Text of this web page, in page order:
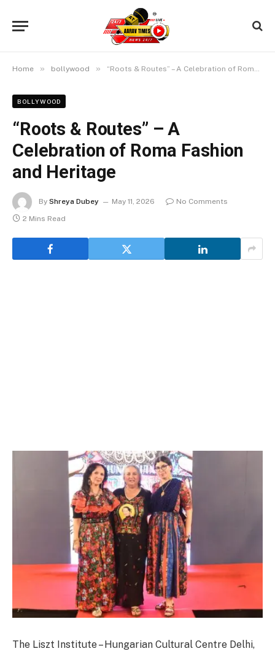
Home » bollywood » “Roots & Routes” – A Celebration of Roma Fashion and Heritage
BOLLYWOOD
“Roots & Routes” – A
Celebration of Roma Fashion
and Heritage
By Shreya Dubey May 11, 2026
No Comments
2 Mins Read
The Liszt Institute – Hungarian Cultural Centre Delhi,